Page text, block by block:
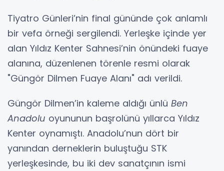
Tiyatro Günleri’nin final gününde çok anlamlı
bir vefa örneği sergilendi. Yerleşke içinde yer
alan Yıldız Kenter Sahnesi’nin önündeki fuaye
alanına, düzenlenen törenle resmi olarak
"Güngör Dilmen Fuaye Alanı" adı verildi.
Güngör Dilmen’in kaleme aldığı ünlü Ben
Anadolu oyununun başrolünü yıllarca Yıldız
Kenter oynamıştı. Anadolu’nun dört bir
yanından derneklerin buluştuğu STK
yerleşkesinde, bu iki dev sanatçının ismi